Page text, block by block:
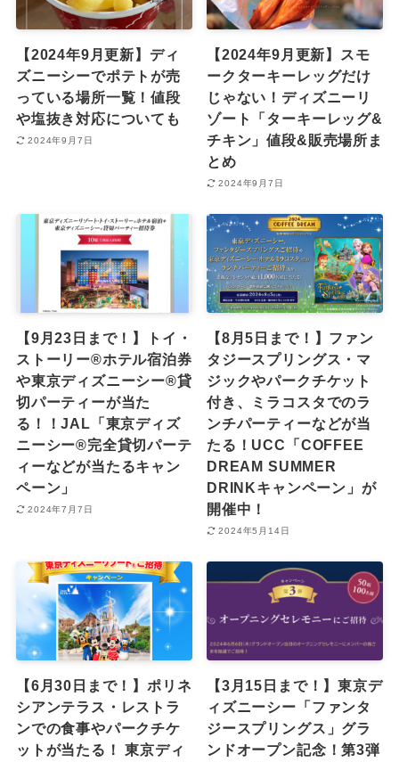
【2024年9月更新】ディ
ズニーシーでポテトが売
っている場所一覧！値段
や塩抜き対応についても
2024年9月7日
【2024年9月更新】スモ
ークターキーレッグだけ
じゃない！ディズニーリ
ゾート「ターキーレッグ&
チキン」値段&販売場所ま
とめ
2024年9月7日
【9月23日まで！】トイ・
ストーリー®ホテル宿泊券
や東京ディズニーシー®︎貸
切パーティーが当た
る！！JAL「東京ディズ
ニーシー®完全貸切パーテ
ィーなどが当たるキャン
ペーン」
2024年7月7日
【8月5日まで！】ファン
タジースプリングス・マ
ジックやパークチケット
付き、ミラコスタでのラ
ンチパーティーなどが当
たる！UCC「COFFEE
DREAM SUMMER
DRINKキャンペーン」が
開催中！
2024年5月14日
【6月30日まで！】ポリネ
シアンテラス・レストラ
ンでの食事やパークチケ
ットが当たる！ 東京ディ
【3月15日まで！】東京デ
ィズニーシー「ファンタ
ジースプリングス」グラ
ンドオープン記念！第3弾